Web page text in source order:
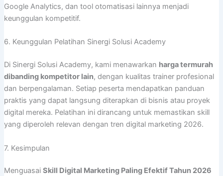
Google Analytics, dan tool otomatisasi lainnya menjadi
keunggulan kompetitif.
6. Keunggulan Pelatihan Sinergi Solusi Academy
Di Sinergi Solusi Academy, kami menawarkan harga termurah
dibanding kompetitor lain, dengan kualitas trainer profesional
dan berpengalaman. Setiap peserta mendapatkan panduan
praktis yang dapat langsung diterapkan di bisnis atau proyek
digital mereka. Pelatihan ini dirancang untuk memastikan skill
yang diperoleh relevan dengan tren digital marketing 2026.
7. Kesimpulan
Menguasai Skill Digital Marketing Paling Efektif Tahun 2026